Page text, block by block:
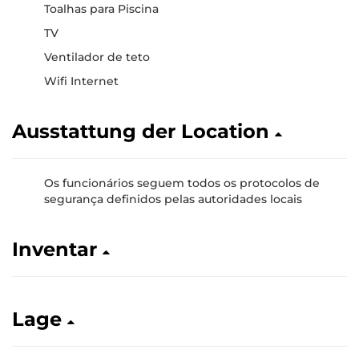
Toalhas para Piscina
TV
Ventilador de teto
Wifi Internet
Ausstattung der Location
Os funcionários seguem todos os protocolos de
segurança definidos pelas autoridades locais
Inventar
Lage